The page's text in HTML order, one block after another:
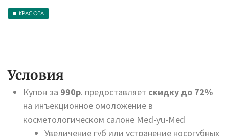
КРАСОТА
Условия
Купон за 990р. предоставляет скидку до 72%
на инъекционное омоложение в
косметологическом салоне Med-yu-Med
Увеличение губ или устранение носогубных